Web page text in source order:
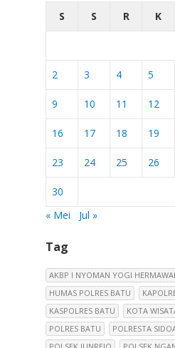
S
S R K
2 3 4 5
9 10 11 12
16 17 18 19
23 24 25 26
30
« Mei
Jul »
Tag
AKBP I NYOMAN YOGI
HUMAS POLRES BATU
KASPOLRES BATU
KOTA
POLRES BATU
POLRESTA